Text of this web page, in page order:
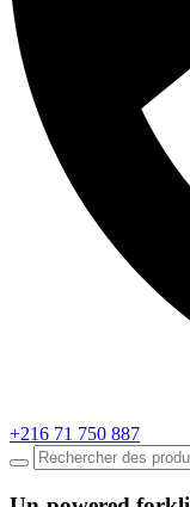
+216 71 750 887